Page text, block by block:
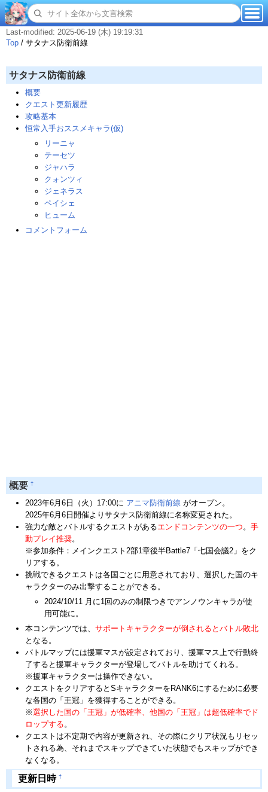
Last-modified: 2025-06-19 (木) 19:19:31
Top / サタナス防衛前線
サタナス防衛前線
概要
クエスト更新履歴
攻略基本
恒常入手おススメキャラ(仮)
リーニャ
テーセツ
ジャハラ
クォンツィ
ジェネラス
ペイシェ
ヒューム
コメントフォーム
概要 †
2023年6月6日（火）17:00に アニマ防衛前線 がオープン。
2025年6月6日開催よりサタナス防衛前線に名称変更された。
強力な敵とバトルするクエストがあるエンドコンテンツの一つ 。 手
動プレイ推奨。
※参加条件：メインクエスト2部1章後半Battle7「七国会議2」をク
リアする。
挑戦できるクエストは各国ごとに用意されており、選択した国のキ
ャラクターのみ出撃することができる。
2024/10/11 月に1回のみの制限つきでアンノウンキャラが使
用可能に。
本コンテンツでは、 サポートキャラクターが倒されるとバトル敗北
となる。
バトルマップには援軍マスが設定されており、援軍マス上で行動終
了すると援軍キャラクターが登場してバトルを助けてくれる。
※援軍キャラクターは操作できない。
クエストをクリアするとSキャラクターをRANK6にするために必要
な各国の「王冠」を獲得することができる。
※選択した国の「王冠」が低確率、他国の「王冠」は超低確率でド
ロップする 。
クエストは不定期で内容が更新され、その際にクリア状況もリセッ
トされる為、それまでスキップできていた状態でもスキップができ
なくなる。
更新日時 †